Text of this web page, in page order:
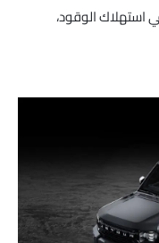
استهلاك الوقود،